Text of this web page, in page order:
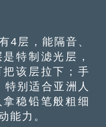
层，能隔音、
特制滤光层，
该层拉下；手
别适合亚洲人
稳铅笔般粗细
能力。